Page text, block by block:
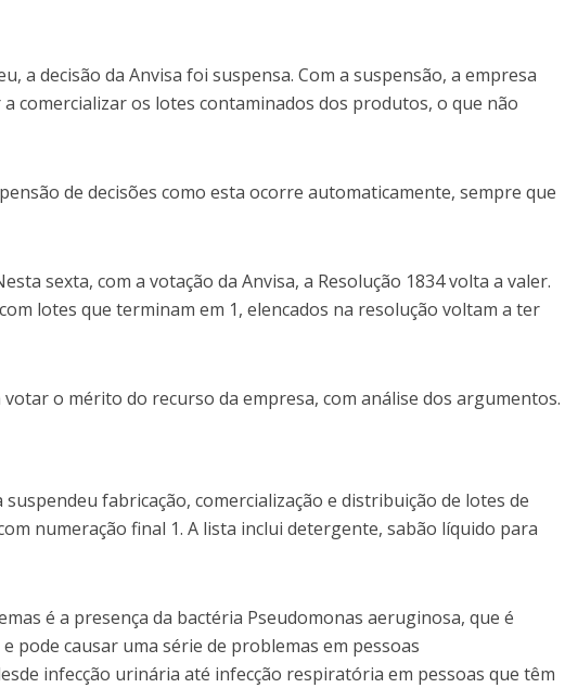
a decisão da Anvisa foi suspensa. Com a suspensão, a empresa
comercializar os lotes contaminados dos produtos, o que não
de decisões como esta ocorre automaticamente, sempre que
sexta, com a votação da Anvisa, a Resolução 1834 volta a valer.
lotes que terminam em 1, elencados na resolução voltam a ter
votar o mérito do recurso da empresa, com análise dos argumentos.
suspendeu fabricação, comercialização e distribuição de lotes de
numeração final 1. A lista inclui detergente, sabão líquido para
é a presença da bactéria Pseudomonas aeruginosa, que é
pode causar uma série de problemas em pessoas
infecção urinária até infecção respiratória em pessoas que têm